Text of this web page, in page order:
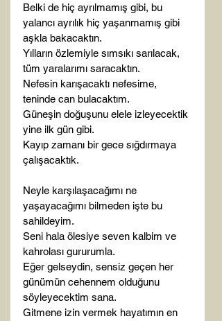
Belki de hiç ayrılmamış gibi, bu
yalancı ayrılık hiç yaşanmamış gibi
aşkla bakacaktın.
Yılların özlemiyle sımsıkı sarılacak,
tüm yaralarımı saracaktın.
Nefesin karışacaktı nefesime,
teninde can bulacaktım.
Güneşin doğuşunu elele izleyecektik
yine ilk gün gibi.
Kayıp zamanı bir gece sığdırmaya
çalışacaktık.
Neyle karşılaşacağımı ne
yaşayacağımı bilmeden işte bu
sahildeyim.
Seni hala ölesiye seven kalbim ve
kahrolası gururumla.
Eğer gelseydin, sensiz geçen her
günümün cehennem olduğunu
söyleyecektim sana.
Gitmene izin vermek hayatımın en